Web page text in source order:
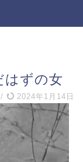
ずの女
/ 2024年1月14日